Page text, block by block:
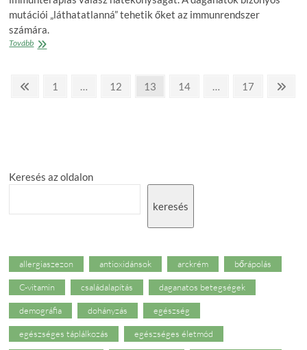
mutációi „láthatatlanná” tehetik őket az immunrendszer
számára.
TovábbMiért
PostsPrevious
Page
1 … Page
12 Page
13 Page
14 … Page
17
Keresés az oldalon
keresés
allergiaszezon antioxidánsok arckrém bőrápolás
C-vitamin családalapítás daganatos betegségek
demográfia dohányzás egészség
egészséges táplálkozás egészséges életmód